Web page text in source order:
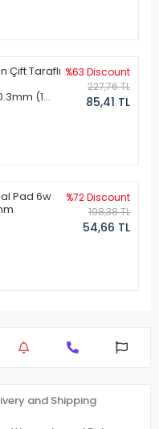
Çift Taraflı
(1
%63 Discount
227,76 TL
85,41 TL
Pad 6w
%72 Discount
198,38 TL
54,66 TL
and Shipping